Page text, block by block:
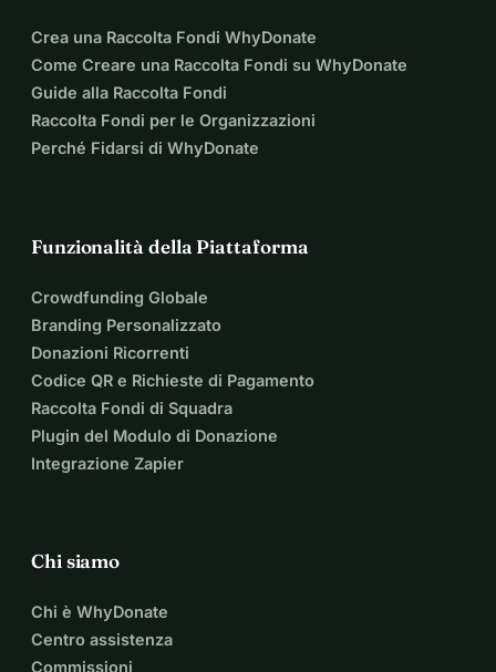
Crea una Raccolta Fondi WhyDonate
Come Creare una Raccolta Fondi su WhyDonate
Guide alla Raccolta Fondi
Raccolta Fondi per le Organizzazioni
Perché Fidarsi di WhyDonate
Funzionalità della Piattaforma
Crowdfunding Globale
Branding Personalizzato
Donazioni Ricorrenti
Codice QR e Richieste di Pagamento
Raccolta Fondi di Squadra
Plugin del Modulo di Donazione
Integrazione Zapier
Chi siamo
Chi è WhyDonate
Centro assistenza
Commissioni